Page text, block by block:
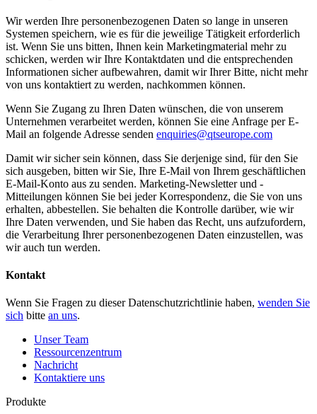
Wir werden Ihre personenbezogenen Daten so lange in unseren
Systemen speichern, wie es für die jeweilige Tätigkeit erforderlich
ist. Wenn Sie uns bitten, Ihnen kein Marketingmaterial mehr zu
schicken, werden wir Ihre Kontaktdaten und die entsprechenden
Informationen sicher aufbewahren, damit wir Ihrer Bitte, nicht mehr
von uns kontaktiert zu werden, nachkommen können.
Wenn Sie Zugang zu Ihren Daten wünschen, die von unserem
Unternehmen verarbeitet werden, können Sie eine Anfrage per E-
Mail an folgende Adresse senden enquiries@qtseurope.com
Damit wir sicher sein können, dass Sie derjenige sind, für den Sie
sich ausgeben, bitten wir Sie, Ihre E-Mail von Ihrem geschäftlichen
E-Mail-Konto aus zu senden. Marketing-Newsletter und -
Mitteilungen können Sie bei jeder Korrespondenz, die Sie von uns
erhalten, abbestellen. Sie behalten die Kontrolle darüber, wie wir
Ihre Daten verwenden, und Sie haben das Recht, uns aufzufordern,
die Verarbeitung Ihrer personenbezogenen Daten einzustellen, was
wir auch tun werden.
Kontakt
Wenn Sie Fragen zu dieser Datenschutzrichtlinie haben, wenden Sie
sich bitte an uns.
Unser Team
Ressourcenzentrum
Nachricht
Kontaktiere uns
Produkte